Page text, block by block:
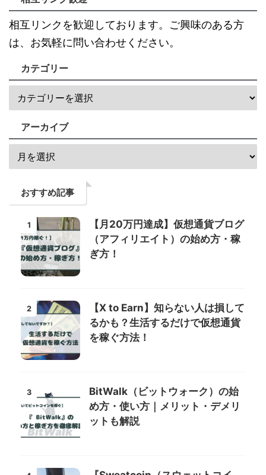
相互リンクを歓迎しております。ご興味のある方
は、お気軽に問い合わせください。
カテゴリー
アーカイブ
おすすめ記事
1
【月20万円達成】仮想通貨ブログ
（アフィリエイト）の始め方・稼
ぎ方！
2
【X to Earn】知らない人は損して
るかも？生活するだけで仮想通貨
を稼ぐ方法！
3
BitWalk（ビットウォーク）の始
め方・使い方｜メリット・デメリ
ットも解説